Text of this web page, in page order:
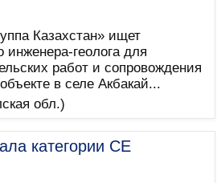
Казахстан» ищет
инженера-геолога для
работ и сопровождения
в селе Акбакай...
обл.)
категории СЕ